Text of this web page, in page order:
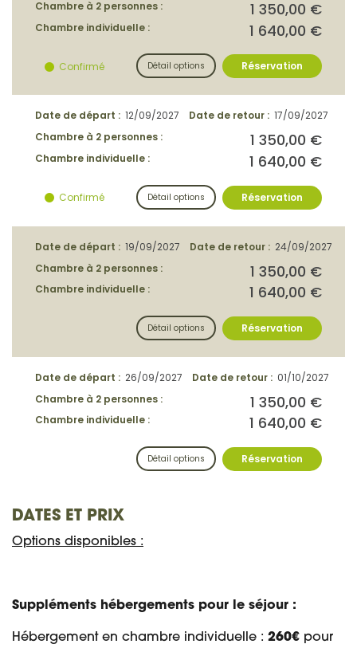
DATES ET PRIX
Options disponibles :
Suppléments hébergements pour le séjour :
Hébergement en chambre individuelle : 260€ pour